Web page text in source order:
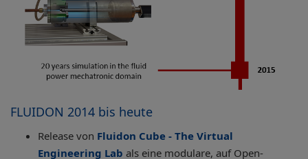
FLUIDON 2014 bis heute
Release von Fluidon Cube - The Virtual
Engineering Lab als eine modulare, auf Open-